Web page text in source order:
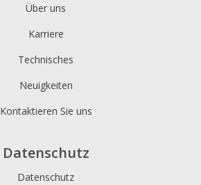
Über uns
Karriere
Technisches
Neuigkeiten
Kontaktieren Sie uns
Datenschutz
Datenschutz